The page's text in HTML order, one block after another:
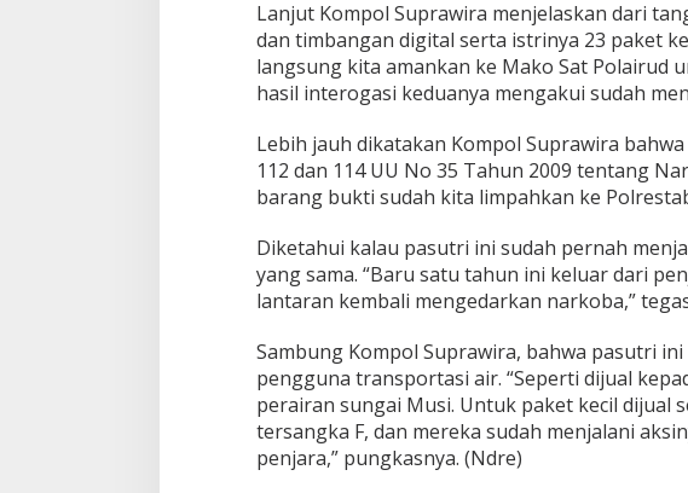
P
a
l
e
b
a
n
g
Lanjut Kompol Suprawira menjelaskan dari
dan timbangan digital serta istrinya 23 paket
langsung kita amankan ke Mako Sat Polairud
hasil interogasi keduanya mengakui sudah
Lebih jauh dikatakan Kompol Suprawira
112 dan 114 UU No 35 Tahun 2009 tentang
barang bukti sudah kita limpahkan ke
Diketahui kalau pasutri ini sudah pernah
yang sama. “Baru satu tahun ini keluar dari
lantaran kembali mengedarkan narkoba,”
Sambung Kompol Suprawira, bahwa pasutri
pengguna transportasi air. “Seperti dijual
perairan sungai Musi. Untuk paket kecil dijual
tersangka F, dan mereka sudah menjalani
penjara,” pungkasnya. (Ndre)